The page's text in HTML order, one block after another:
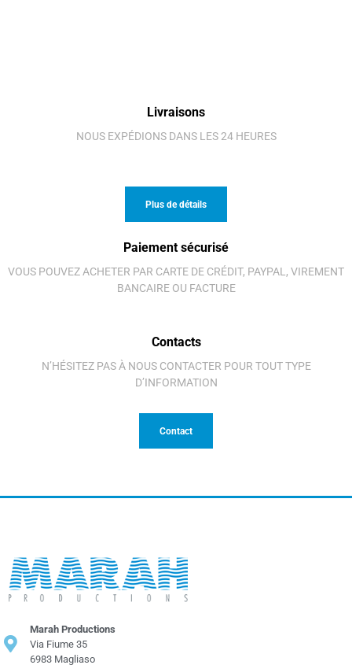
Livraisons
NOUS EXPÉDIONS DANS LES 24 HEURES
Plus de détails
Paiement sécurisé
VOUS POUVEZ ACHETER PAR CARTE DE CRÉDIT, PAYPAL, VIREMENT
BANCAIRE OU FACTURE
Contacts
N’HÉSITEZ PAS À NOUS CONTACTER POUR TOUT TYPE
D’INFORMATION
Contact
Marah Productions
Via Fiume 35
6983 Magliaso